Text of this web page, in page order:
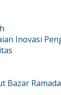
Inovasi
Bazar